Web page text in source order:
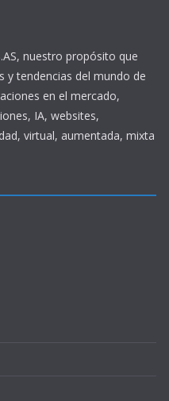
nuestro propósito que
y tendencias del mundo de
en el mercado,
IA, websites,
virtual, aumentada, mixta